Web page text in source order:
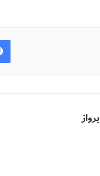
برواز